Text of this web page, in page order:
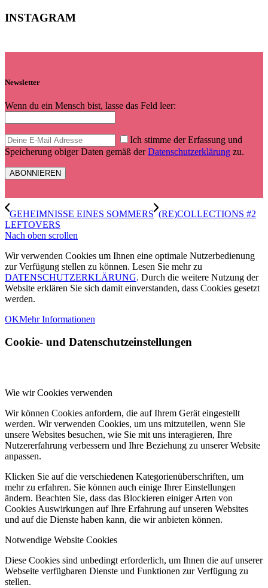
INSTAGRAM
Newsletter
Wenn du ein Mensch bist, lasse das Feld leer:
Ich stimme der Erfassung und
Speicherung obiger Daten gemäß derDatenschutzerklärung zu.
GEHEIMNISSE EINES SOMMERS (RE)COLLECTIONS #2
LEFTOVERS
Nach oben scrollen
Wir verwenden Cookies um Ihnen eine optimale Nutzerbedienung
zur Verfügung stellen zu können. Lesen Sie mehr zu
DATENSCHUTZERKLÄRUNG. Durch die weitere Nutzung der
Website erklären Sie sich damit einverstanden, dass Cookies gesetzt
werden.
OKMehr Informationen
Cookie- und Datenschutzeinstellungen
Wie wir Cookies verwenden
Wir können Cookies anfordern, die auf Ihrem Gerät eingestellt
werden. Wir verwenden Cookies, um uns mitzuteilen, wenn Sie
unsere Websites besuchen, wie Sie mit uns interagieren, Ihre
Nutzererfahrung verbessern und Ihre Beziehung zu unserer Website
anpassen.
Klicken Sie auf die verschiedenen Kategorienüberschriften, um
mehr zu erfahren. Sie können auch einige Ihrer Einstellungen
ändern. Beachten Sie, dass das Blockieren einiger Arten von
Cookies Auswirkungen auf Ihre Erfahrung auf unseren Websites
und auf die Dienste haben kann, die wir anbieten können.
Notwendige Website Cookies
Diese Cookies sind unbedingt erforderlich, um Ihnen die auf unserer
Webseite verfügbaren Dienste und Funktionen zur Verfügung zu
stellen.